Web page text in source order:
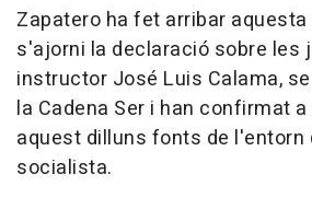
Zapatero ha fet arribar
s'ajorni la declaració sobre les
instructor José Luis Calama,
la Cadena Ser i han confirmat
aquest dilluns fonts de l'entorn
socialista.